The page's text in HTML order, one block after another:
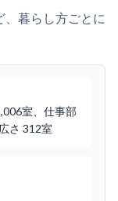
、暮らし方ごとに
室、仕事部
さ 312室